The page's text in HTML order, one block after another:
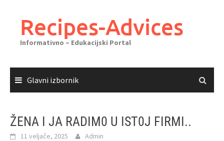
sadržajaRecipes-Advices
Informativno – Edukacijski Portal
Glavni izbornik
ŽENA I JA RADIM0 U IST0J FIRMI..
11 veljače, 2025 Admin